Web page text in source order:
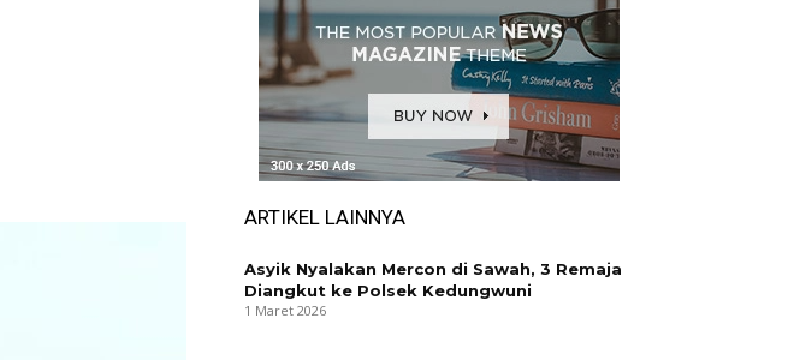
ARTIKEL LAINNYA
Asyik Nyalakan Mercon di Sawah, 3 Remaja
Diangkut ke Polsek Kedungwuni
1 Maret 2026